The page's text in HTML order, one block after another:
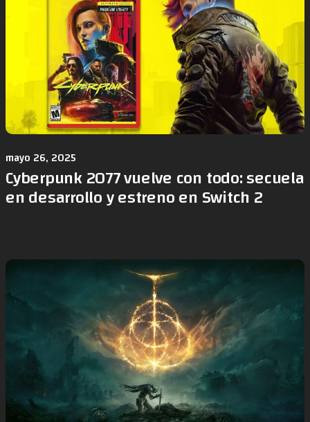
mayo 26, 2025
Cyberpunk 2077 vuelve con todo: secuela
en desarrollo y estreno en Switch 2